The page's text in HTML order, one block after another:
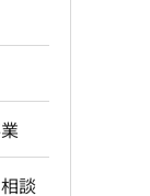
談